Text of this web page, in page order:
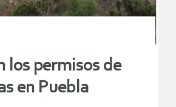
los permisos de
en Puebla